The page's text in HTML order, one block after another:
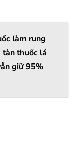
làm rung
tàn thuốc lá
giữ 95%